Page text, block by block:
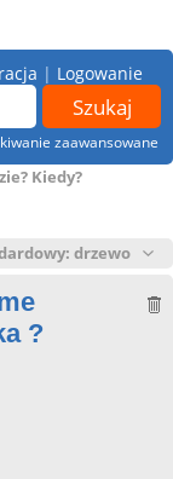
zaawansowane
| Logowanie
Kiedy?
?